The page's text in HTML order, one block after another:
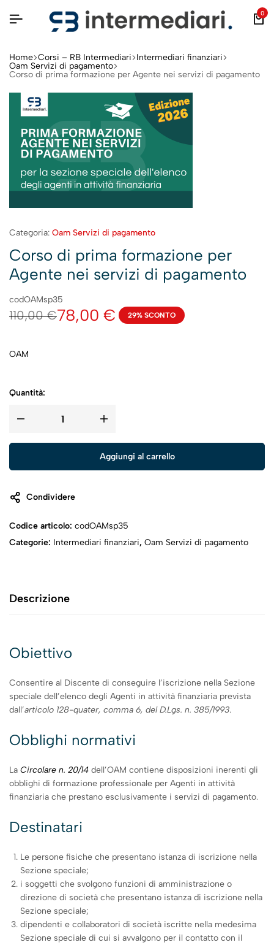
0
Home Corsi – RB Intermediari Intermediari finanziari
Oam Servizi di pagamento
Corso di prima formazione per Agente nei servizi di pagamento
Categoria: Oam Servizi di pagamento
Corso di prima formazione per
Agente nei servizi di pagamento
codOAMsp35
110,00€78,00 € 29% SCONTO
OAM
Quantità:
Aggiungi al carrello
Condividere
Codice articolo: codOAMsp35
Categorie: Intermediari finanziari, Oam Servizi di pagamento
Descrizione
Obiettivo
Consentire al Discente di conseguire l’iscrizione nella Sezione
speciale dell’elenco degli Agenti in attività finanziaria prevista
dall’articolo 128-quater, comma 6, del D.Lgs. n. 385/1993.
Obblighi normativi
La Circolare n. 20/14 dell’OAM contiene disposizioni inerenti gli
obblighi di formazione professionale per Agenti in attività
finanziaria che prestano esclusivamente i servizi di pagamento.
Destinatari
Le persone fisiche che presentano istanza di iscrizione nella
Sezione speciale;
i soggetti che svolgono funzioni di amministrazione o
direzione di società che presentano istanza di iscrizione nella
Sezione speciale;
dipendenti e collaboratori di società iscritte nella medesima
Sezione speciale di cui si avvalgono per il contatto con il